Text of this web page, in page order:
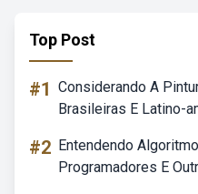
Top Post
#1 Considerando A
Brasileiras E Latino-
#2 Entendendo
Programadores E